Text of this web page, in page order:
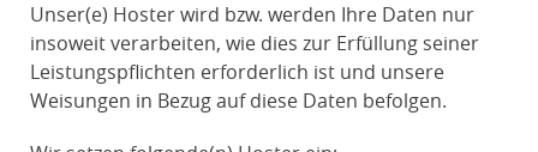
Unser(e) Hoster wird bzw. werden Ihre Daten nur
insoweit verarbeiten, wie dies zur Erfüllung seiner
Leistungspflichten erforderlich ist und unsere
Weisungen in Bezug auf diese Daten befolgen.